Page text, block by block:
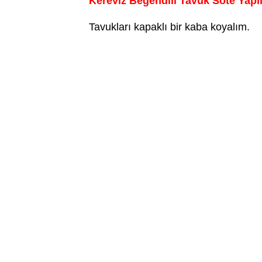
Tavukları kapaklı bir kaba koyalım.